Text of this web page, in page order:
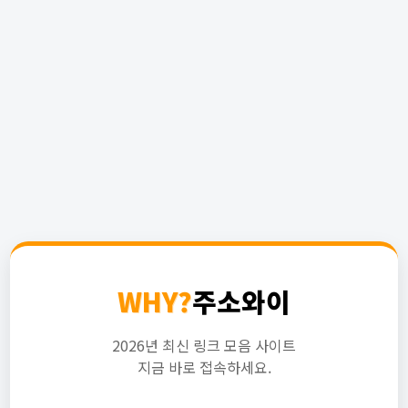
WHY?주소와이
2026년 최신 링크 모음 사이트
지금 바로 접속하세요.